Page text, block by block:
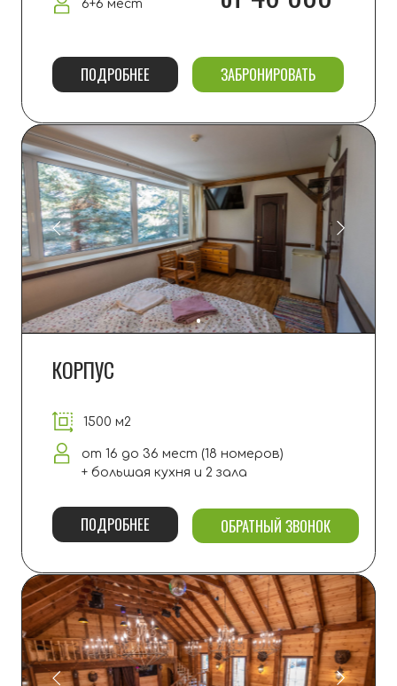
У каждого домика предусмотрена своя
мангальная зона. А если вы проживаете
в апартаментах, есть общие мангальные
зоны рядом с входом в здание и на берегу.
Важно: берите свои решетки и шампуры
ИНТЕРНЕТ
Мы честно предупреждаем: стабильность
меняться и зависят от работы провайдера.
ЕДА И ПРОДУКТЫ
В каждом доме и апартаменте есть своя
кухня + мангальная зона на улице.